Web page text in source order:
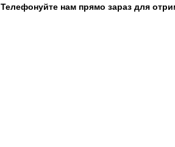
Телефонуйте нам прямо зараз для